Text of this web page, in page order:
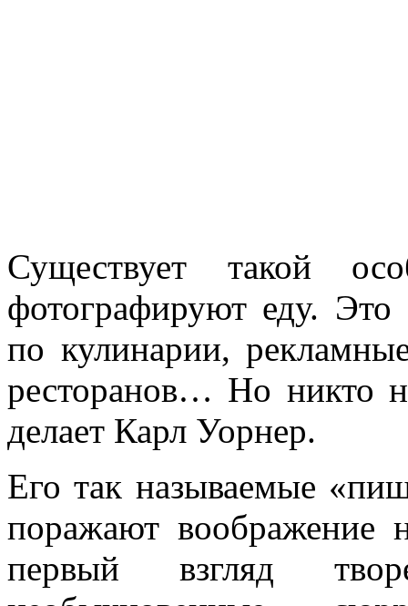
Существует такой
фотографируют еду.
по кулинарии,
ресторанов… Но никто
делает Карл Уорнер.
Его так называемые
поражают воображение
первый взгляд